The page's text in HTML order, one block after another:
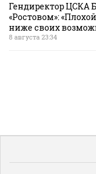
Гендиректор ЦСКА
«Ростовом»:
ниже своих
8 августа 23:34